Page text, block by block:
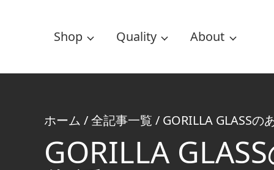
Shop Quality About
ホーム /全記事一覧 / GORILLA GLASS
GORILLA